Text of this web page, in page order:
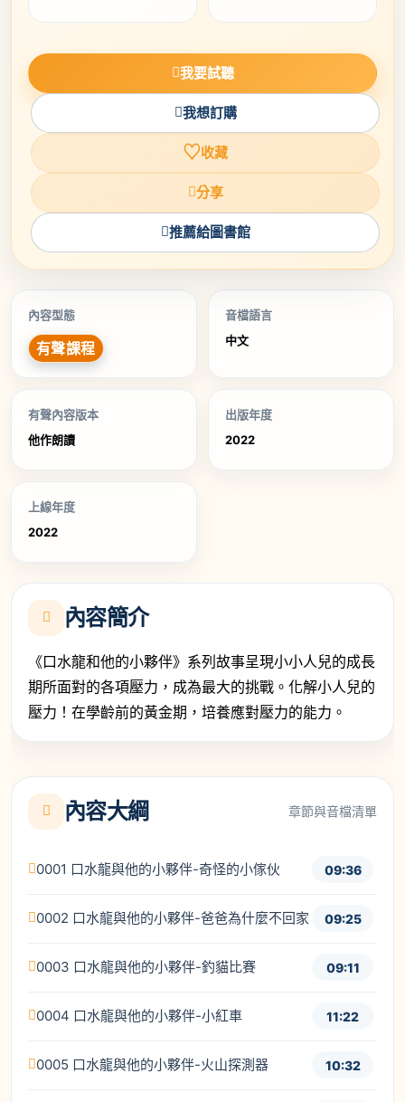
我要試聽
我想訂購
♡收藏
分享
推薦給圖書館
內容型態
有聲課程
音檔語言
中文
有聲內容版本
他作朗讀
出版年度
2022
上線年度
2022
內容簡介
《口水龍和他的小夥伴》系列故事呈現小小人兒的成長
期所面對的各項壓力，成為最大的挑戰。化解小人兒的
壓力！在學齡前的黃金期，培養應對壓力的能力。
內容大綱 章節與音檔清單
0001 口水龍與他的小夥伴-奇怪的小傢伙 09:36
0002 口水龍與他的小夥伴-爸爸為什麼不回家 09:25
0003 口水龍與他的小夥伴-釣貓比賽 09:11
0004 口水龍與他的小夥伴-小紅車 11:22
0005 口水龍與他的小夥伴-火山探測器 10:32